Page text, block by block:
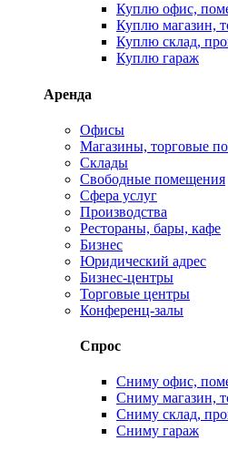
Куплю офис,
Куплю магазин,
Куплю склад,
Куплю гараж
Аренда
Офисы
Магазины, торговые
Склады
Свободные помещения
Сфера услуг
Производства
Рестораны, бары, кафе
Бизнес
Юридический адрес
Бизнес-центры
Торговые центры
Конференц-залы
Спрос
Сниму офис,
Сниму магазин,
Сниму склад,
Сниму гараж